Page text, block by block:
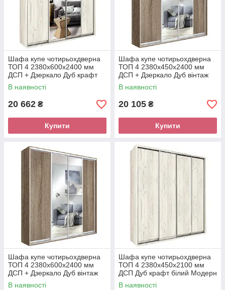
Шафа купе чотирьохдверна
ТОП 4 2380х600х2400 мм
ДСП + Дзеркало Дуб крафт
білий Модерн
В наявності
20 662 ₴
Купити
Шафа купе чотирьохдверна
ТОП 4 2380х450х2400 мм
ДСП + Дзеркало Дуб вінтаж
Модерн
В наявності
20 105 ₴
Купити
Шафа купе чотирьохдверна
ТОП 4 2380х600х2400 мм
ДСП + Дзеркало Дуб вінтаж
Модерн
В наявності
Шафа купе чотирьохдверна
ТОП 4 2380х450х2100 мм
ДСП Дуб крафт білий Модерн
В наявності